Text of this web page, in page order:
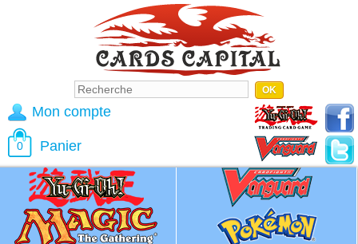
Mon compte
0 Panier